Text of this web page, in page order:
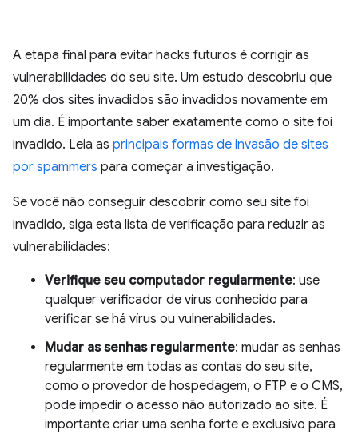
A etapa final para evitar hacks futuros é corrigir as
vulnerabilidades do seu site. Um estudo descobriu que
20% dos sites invadidos são invadidos novamente em
um dia. É importante saber exatamente como o site foi
invadido. Leia as principais formas de invasão de sites
por spammers para começar a investigação.
Se você não conseguir descobrir como seu site foi
invadido, siga esta lista de verificação para reduzir as
vulnerabilidades:
Verifique seu computador regularmente: use
qualquer verificador de vírus conhecido para
verificar se há vírus ou vulnerabilidades.
Mudar as senhas regularmente: mudar as senhas
regularmente em todas as contas do seu site,
como o provedor de hospedagem, o FTP e o CMS,
pode impedir o acesso não autorizado ao site. É
importante criar uma senha forte e exclusivo para